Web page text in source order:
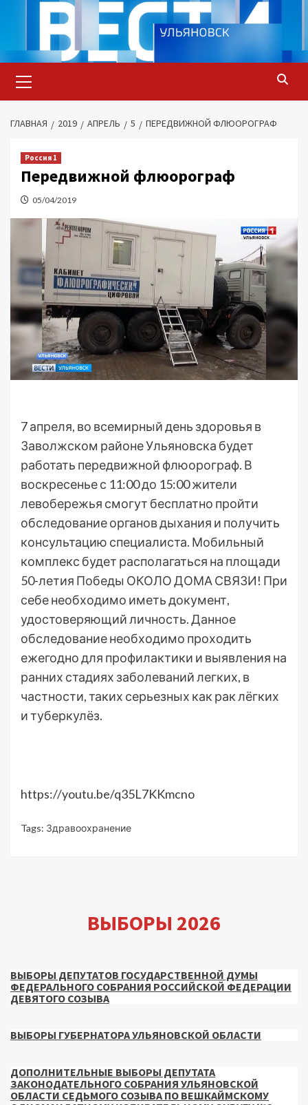
содержимому
меню
ГЛАВНАЯ 2019 АПРЕЛЬ 5 ПЕРЕДВИЖНОЙ ФЛЮОРОГРАФ
Россия 1
Передвижной флюорограф
05/04/2019
7 апреля, во всемирный день здоровья в
Заволжском районе Ульяновска будет
работать передвижной флюорограф. В
воскресенье с 11:00 до 15:00 жители
левобережья смогут бесплатно пройти
обследование органов дыхания и получить
консультацию специалиста. Мобильный
комплекс будет располагаться на площади
50-летия Победы ОКОЛО ДОМА СВЯЗИ! При
себе необходимо иметь документ,
удостоверяющий личность. Данное
обследование необходимо проходить
ежегодно для профилактики и выявления на
ранних стадиях заболеваний легких, в
частности, таких серьезных как рак лёгких
и туберкулёз.
https://youtu.be/q35L7KKmcno
Tags: Здравоохранение
ВЫБОРЫ 2026
ВЫБОРЫ ДЕПУТАТОВ ГОСУДАРСТВЕННОЙ ДУМЫ
ФЕДЕРАЛЬНОГО СОБРАНИЯ РОССИЙСКОЙ ФЕДЕРАЦИИ
ДЕВЯТОГО СОЗЫВА
ВЫБОРЫ ГУБЕРНАТОРА УЛЬЯНОВСКОЙ ОБЛАСТИ
ДОПОЛНИТЕЛЬНЫЕ ВЫБОРЫ ДЕПУТАТА
ЗАКОНОДАТЕЛЬНОГО СОБРАНИЯ УЛЬЯНОВСКОЙ
ОБЛАСТИ СЕДЬМОГО СОЗЫВА ПО ВЕШКАЙМСКОМУ